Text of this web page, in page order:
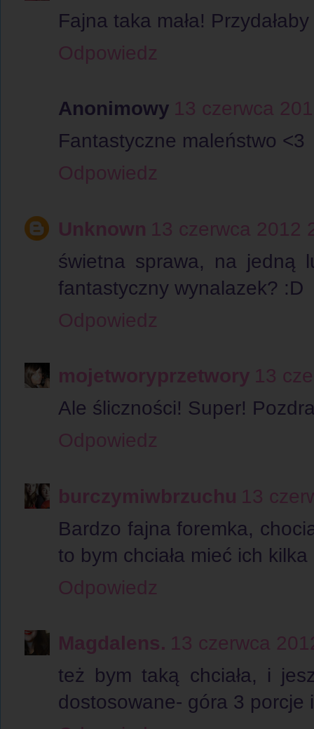
Fajna taka mała!
Odpowiedz
Anonimowy 13 czerwca
Fantastyczne maleństwo <3
Odpowiedz
Unknown 13 czerwca 2012
świetna sprawa, na jedną
fantastyczny wynalazek? :D
Odpowiedz
mojetworyprzetwory 13
Ale śliczności! Super!
Odpowiedz
burczymiwbrzuchu 13
Bardzo fajna foremka,
to bym chciała mieć ich
Odpowiedz
Magdalens. 13 czerwca
też bym taką chciała, i
dostosowane- góra 3 porcje